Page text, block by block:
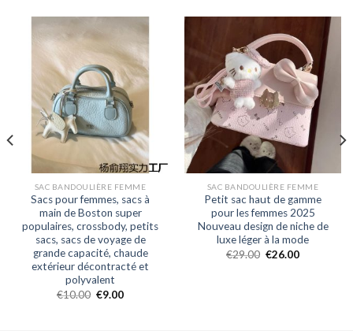
SAC BANDOULIÈRE FEMME
Sacs pour femmes, sacs à
main de Boston super
populaires, crossbody, petits
sacs, sacs de voyage de
grande capacité, chaude
extérieur décontracté et
polyvalent
€10.00 €9.00
SAC BANDOULIÈRE FEMME
Petit sac haut de gamme
pour les femmes 2025
Nouveau design de niche de
luxe léger à la mode
€29.00 €26.00